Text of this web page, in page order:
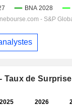
Taux de Surprise